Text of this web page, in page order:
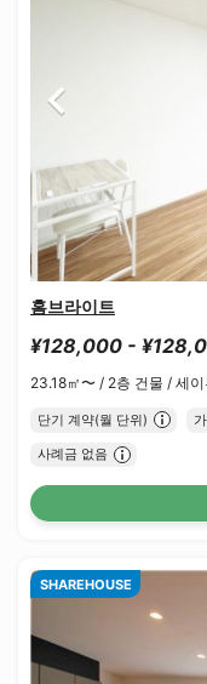
홈브라이트
¥128,000 -
23.18㎡〜 / 2층 건물 / 세
단기 계약(월 단위)
사례금 없음
SHAREHOUSE